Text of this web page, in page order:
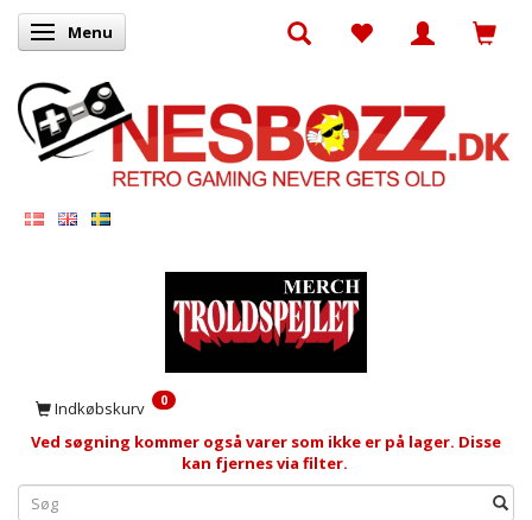
Skifte navigation
Menu
Indkøbskurv 0
Ved søgning kommer også varer som ikke er på lager. Disse
kan fjernes via filter.